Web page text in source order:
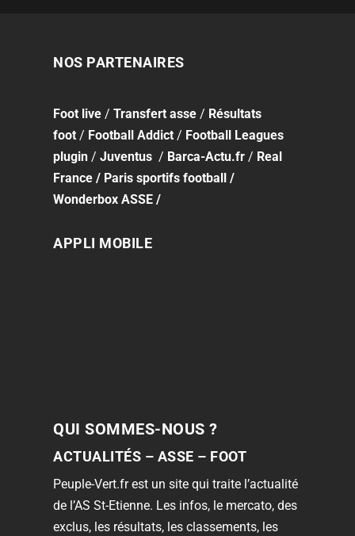
NOS PARTENAIRES
Foot live /Transfert asse / Résultats
foot / Football Addict / Football Leagues
plugin /Juventus / Barca-Actu.fr / Real
France / Paris sportifs football /
Wonderbox ASSE /
APPLI MOBILE
QUI SOMMES-NOUS ?
ACTUALITÉS – ASSE – FOOT
Peuple-Vert.fr est un site qui traite l’actualité
de l’AS St-Etienne. Les infos, le mercato, des
exclus, les résultats, les classements, les